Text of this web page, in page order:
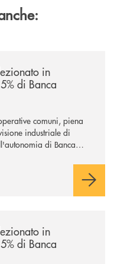
in
di Banca
comuni, piena
industriale di
di Banca
dell’operazione.
in
di Banca